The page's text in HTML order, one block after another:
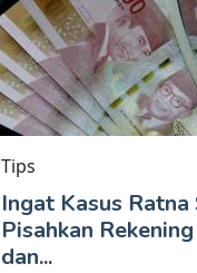
Tips
Ingat Kasus Ratna
Pisahkan
dan...